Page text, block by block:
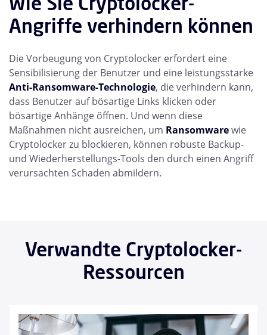
Angriffe verhindern können
Die Vorbeugung von Cryptolocker erfordert eine
Sensibilisierung der Benutzer und eine leistungsstarke
Anti-Ransomware-Technologie, die verhindern kann,
dass Benutzer auf bösartige Links klicken oder
bösartige Anhänge öffnen. Und wenn diese
Maßnahmen nicht ausreichen, um Ransomwarewie
Cryptolocker zu blockieren, können robuste Backup-
und Wiederherstellungs-Tools den durch einen Angriff
verursachten Schaden abmildern.
Verwandte Cryptolocker-
Ressourcen